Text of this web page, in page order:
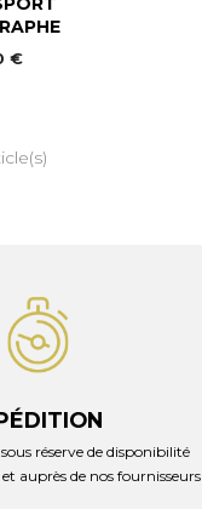
€
réserve de disponibilité
auprès de nos fournisseurs